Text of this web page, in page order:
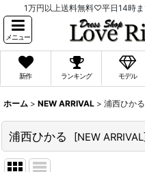
1万円以上送料無料♡平日14時
メニュー
新作 ランキング モデル
ホーム > NEW ARRIVAL > 浦西ひかる
浦西ひかる [NEW ARRIVAL]